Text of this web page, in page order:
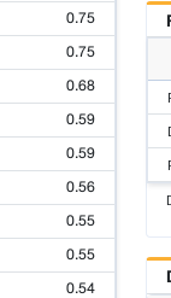
0.75
0.75
0.68
0.59
0.59
0.56
0.55
0.55
0.54